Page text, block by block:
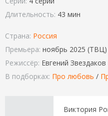
Длительность: 43 мин
Страна: Россия
Премьера: ноябрь 2025 (ТВЦ)
Режиссёр: Евгений Звездаков
В подборках: Про любовь /
Виктория